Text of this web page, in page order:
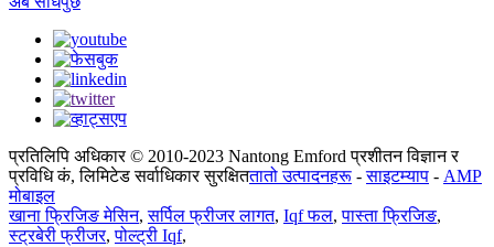
प्रतिलिपि अधिकार © 2010-2023 Nantong Emford प्रशीतन विज्ञान र
प्रविधि कं, लिमिटेड सर्वाधिकार सुरक्षिततातो उत्पादनहरू -साइटम्याप - AMP
मोबाइल
खाना फ्रिजिङ मेसिन,सर्पिल फ्रीजर लागत, Iqf फल,पास्ता फ्रिजिङ,
स्ट्रबेरी फ्रीजर,पोल्ट्री Iqf,